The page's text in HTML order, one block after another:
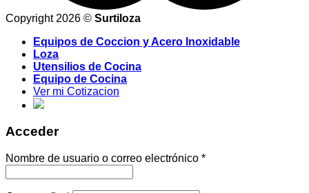
Copyright 2026 © Surtiloza
Equipos de Coccion y Acero Inoxidable
Loza
Utensilios de Cocina
Equipo de Cocina
Ver mi Cotizacion
Acceder
Nombre de usuario o correo electrónico *